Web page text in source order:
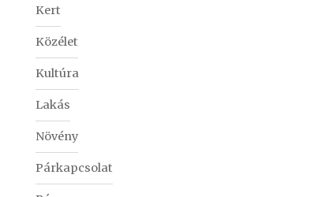
Kert
Közélet
Kultúra
Lakás
Növény
Párkapcsolat